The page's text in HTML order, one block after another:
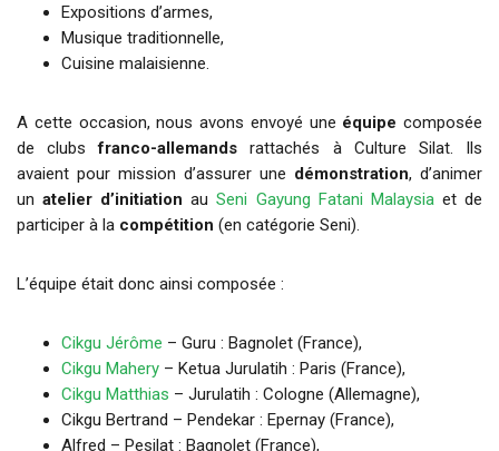
Expositions d’armes,
Musique traditionnelle,
Cuisine malaisienne.
A cette occasion, nous avons envoyé une équipe composée
de clubsfranco-allemands rattachés à Culture Silat. Ils
avaient pour mission d’assurer une démonstration, d’animer
unatelier d’initiation auSeni Gayung Fatani Malaysiaet de
participer à la compétition (en catégorie Seni).
L’équipe était donc ainsi composée :
Cikgu Jérôme – Guru : Bagnolet (France),
Cikgu Mahery – Ketua Jurulatih : Paris (France),
Cikgu Matthias – Jurulatih : Cologne (Allemagne),
Cikgu Bertrand – Pendekar : Epernay (France),
Alfred – Pesilat : Bagnolet (France),